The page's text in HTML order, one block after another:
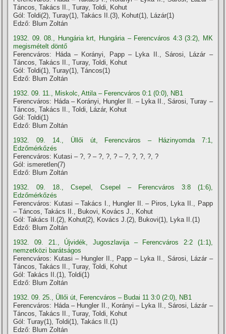
Táncos, Takács II., Turay, Toldi, Kohut
Gól: Toldi(2), Turay(1), Takács II.(3), Kohut(1), Lázár(1)
Edző: Blum Zoltán
1932. 09. 08., Hungária krt, Hungária – Ferencváros 4:3 (3:2), MK
megismételt döntő
Ferencváros: Háda – Korányi, Papp – Lyka II., Sárosi, Lázár –
Táncos, Takács II., Turay, Toldi, Kohut
Gól: Toldi(1), Turay(1), Táncos(1)
Edző: Blum Zoltán
1932. 09. 11., Miskolc, Attila – Ferencváros 0:1 (0:0), NB1
Ferencváros: Háda – Korányi, Hungler II. – Lyka II., Sárosi, Turay –
Táncos, Takács II., Toldi, Lázár, Kohut
Gól: Toldi(1)
Edző: Blum Zoltán
1932. 09. 14., Üllői út, Ferencváros – Házinyomda 7:1,
Edzőmérkőzés
Ferencváros: Kutasi – ?, ? – ?, ?, ? – ?, ?, ?, ?, ?
Gól: ismeretlen(7)
Edző: Blum Zoltán
1932. 09. 18., Csepel, Csepel – Ferencváros 3:8 (1:6),
Edzőmérkőzés
Ferencváros: Kutasi – Takács I., Hungler II. – Piros, Lyka II., Papp
– Táncos, Takács II., Bukovi, Kovács J., Kohut
Gól: Takács II.(2), Kohut(2), Kovács J.(2), Bukovi(1), Lyka II.(1)
Edző: Blum Zoltán
1932. 09. 21., Újvidék, Jugoszlavija – Ferencváros 2:2 (1:1),
nemzetközi barátságos
Ferencváros: Kutasi – Hungler II., Papp – Lyka II., Sárosi, Lázár –
Táncos, Takács II., Turay, Toldi, Kohut
Gól: Takács II.(1), Toldi(1)
Edző: Blum Zoltán
1932. 09. 25., Üllői út, Ferencváros – Budai 11 3:0 (2:0), NB1
Ferencváros: Háda – Hungler II., Korányi – Lyka II., Sárosi, Lázár –
Táncos, Takács II., Turay, Toldi, Kohut
Gól: Turay(1), Toldi(1), Takács II.(1)
Edző: Blum Zoltán